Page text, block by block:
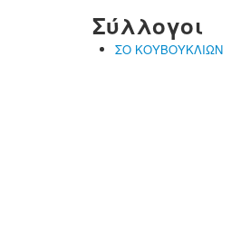
Σύλλογοι
ΣΟ ΚΟΥΒΟΥΚΛΙΩΝ